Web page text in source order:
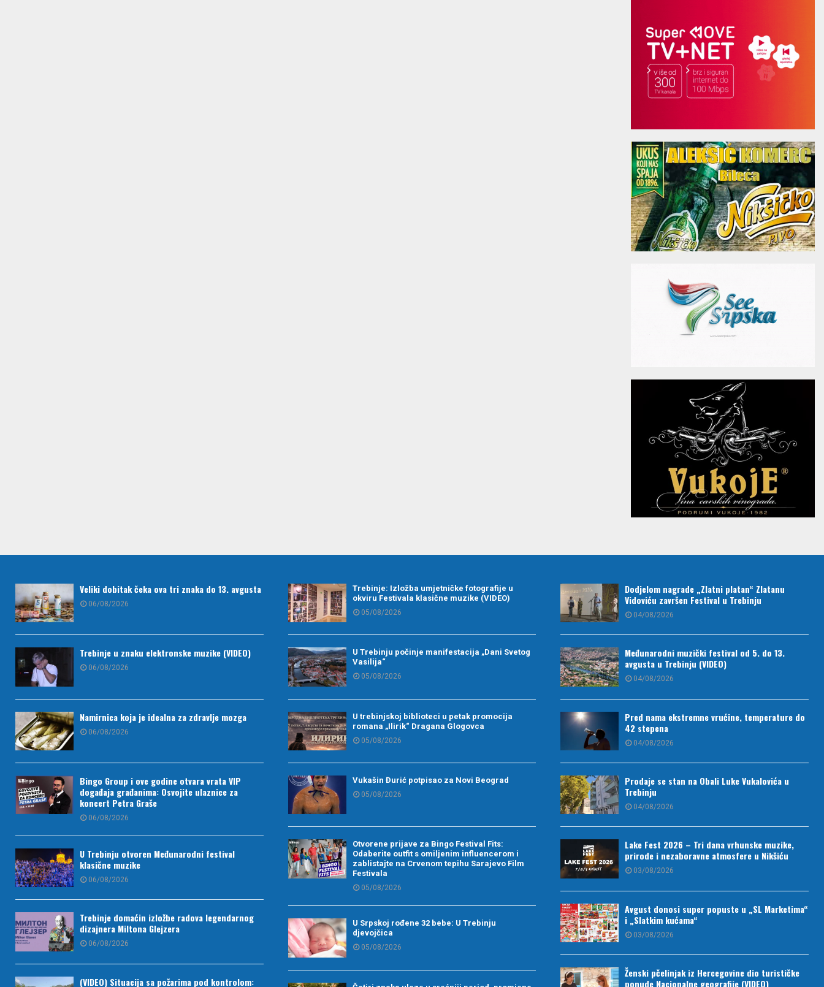
Veliki dobitak čeka ova tri znaka do 13. avgusta
06/08/2026
Trebinje u znaku elektronske muzike (VIDEO)
06/08/2026
Namirnica koja je idealna za zdravlje mozga
06/08/2026
Bingo Group i ove godine otvara vrata VIP
događaja građanima: Osvojite ulaznice za
koncert Petra Graše
06/08/2026
U Trebinju otvoren Međunarodni festival
klasične muzike
06/08/2026
Trebinje domaćin izložbe radova legendarnog
dizajnera Miltona Glejzera
06/08/2026
(VIDEO) Situacija sa požarima pod kontrolom:
Trebinje: Izložba umjetničke fotografije u
okviru Festivala klasične muzike (VIDEO)
05/08/2026
U Trebinju počinje manifestacija „Dani Svetog
Vasilija“
05/08/2026
U trebinjskoj biblioteci u petak promocija
romana „Ilirik“ Dragana Glogovca
05/08/2026
Vukašin Đurić potpisao za Novi Beograd
05/08/2026
Otvorene prijave za Bingo Festival Fits:
Odaberite outfit s omiljenim influencerom i
zablistajte na Crvenom tepihu Sarajevo Film
Festivala
05/08/2026
U Srpskoj rođene 32 bebe: U Trebinju
djevojčica
05/08/2026
Dodjelom nagrade „Zlatni platan“ Zlatanu
Vidoviću završen Festival u Trebinju
04/08/2026
Međunarodni muzički festival od 5. do 13.
avgusta u Trebinju (VIDEO)
04/08/2026
Pred nama ekstremne vrućine, temperature do
42 stepena
04/08/2026
Prodaje se stan na Obali Luke Vukalovića u
Trebinju
04/08/2026
Lake Fest 2026 – Tri dana vrhunske muzike,
prirode i nezaboravne atmosfere u Nikšiću
03/08/2026
Avgust donosi super popuste u „SL Marketima“
i „Slatkim kućama“
03/08/2026
Ženski pčelinjak iz Hercegovine dio turističke
ponude Nacionalne geografije (VIDEO)